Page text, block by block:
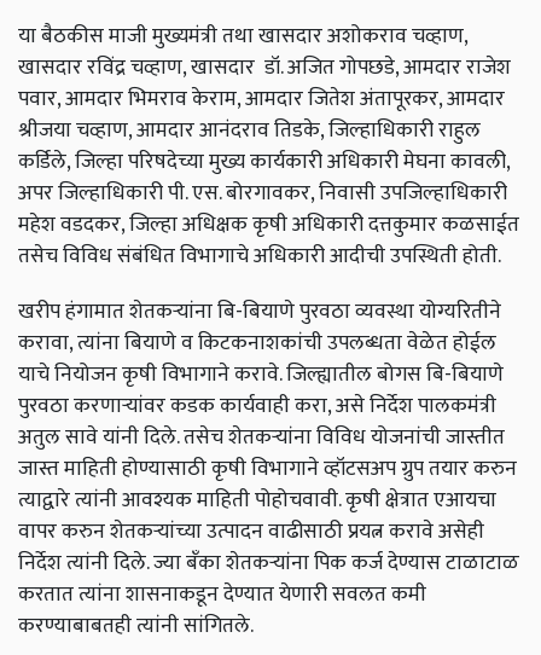
याबैठकीसमाजीमुख्यमंत्रीतथाखासदारअशोकरावचव्हाण,
खासदाररविंद्रचव्हाण,खासदार डॉ.अजितगोपछडे,आमदारराजेश
पवार,आमदारभिमरावकेराम,आमदारजितेशअंतापूरकर,आमदार
श्रीजयाचव्हाण,आमदारआनंदरावतिडके,जिल्हाधिकारीराहुल
कर्डिले,जिल्हापरिषदेच्यामुख्यकार्यकारीअधिकारीमेघनाकावली,
अपरजिल्हाधिकारीपी.एस.बोरगावकर,निवासीउपजिल्हाधिकारी
महेशवडदकर,जिल्हाअधिक्षककृषीअधिकारीदत्तकुमारकळसाईत
तसेचविविधसंबंधितविभागाचेअधिकारीआदीचीउपस्थितीहोती.
खरीपहंगामातशेतकऱ्यांनाबि-बियाणेपुरवठाव्यवस्थायोग्यरितीने
करावा,त्यांनाबियाणेवकिटकनाशकांचीउपलब्धतावेळेतहोईल
याचेनियोजनकृषीविभागानेकरावे.जिल्ह्यातीलबोगसबि-बियाणे
पुरवठाकरणाऱ्यांवरकडककार्यवाहीकरा,असेनिर्देशपालकमंत्री
अतुलसावेयांनीदिले.तसेचशेतकऱ्यांनाविविधयोजनांचीजास्तीत
जास्तमाहितीहोण्यासाठीकृषीविभागानेव्हॉटसअपग्रुपतयारकरुन
त्याद्वारेत्यांनीआवश्यकमाहितीपोहोचवावी.कृषीक्षेत्रातएआयचा
वापरकरुनशेतकऱ्यांच्याउत्पादनवाढीसाठीप्रयत्नकरावेअसेही
निर्देशत्यांनीदिले.ज्याबँकाशेतकऱ्यांनापिककर्जदेण्यासटाळाटाळ
करतातत्यांनाशासनाकडूनदेण्यातयेणारीसवलतकमी
करण्याबाबतहीत्यांनीसांगितले.